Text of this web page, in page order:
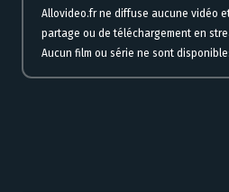
Allovideo.fr ne diffuse aucune vidéo
partage ou de téléchargement en
Aucun film ou série ne sont